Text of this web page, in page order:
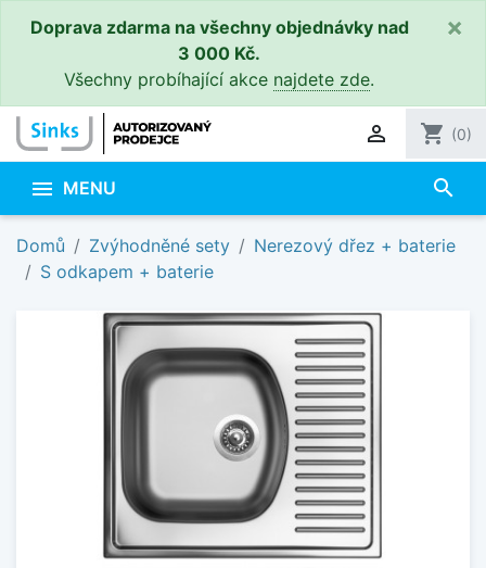
Doprava zdarma na všechny objednávky nad
3 000 Kč.
Všechny probíhající akce najdete zde.
×
 shopping_cart (0)
 MENU search
Domů Zvýhodněné sety
Nerezový dřez + baterie
S odkapem + baterie